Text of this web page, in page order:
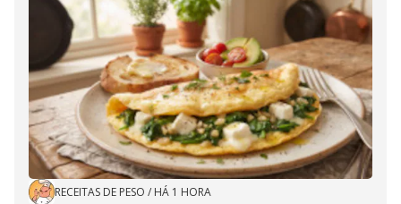
RECEITAS DE PESO / HÁ 1 HORA